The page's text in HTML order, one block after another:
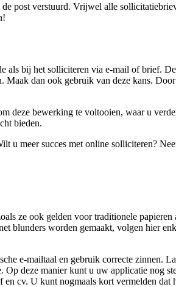
post verstuurd. Vrijwel alle
bij het solliciteren via e-mail of brief.
dan ook gebruik van deze kans.
deze bewerking te voltooien, waar u
bieden.
u meer succes met online solliciteren?
ze ook gelden voor traditionele
blunders worden gemaakt, volgen hier
e-mailtaal en gebruik correcte zinnen.
deze manier kunt u uw applicatie nog
cv. U kunt nogmaals kort vermelden